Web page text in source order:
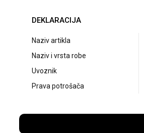
DEKLARACIJA
Naziv artikla
Naziv i vrsta robe
Uvoznik
Prava potrošača